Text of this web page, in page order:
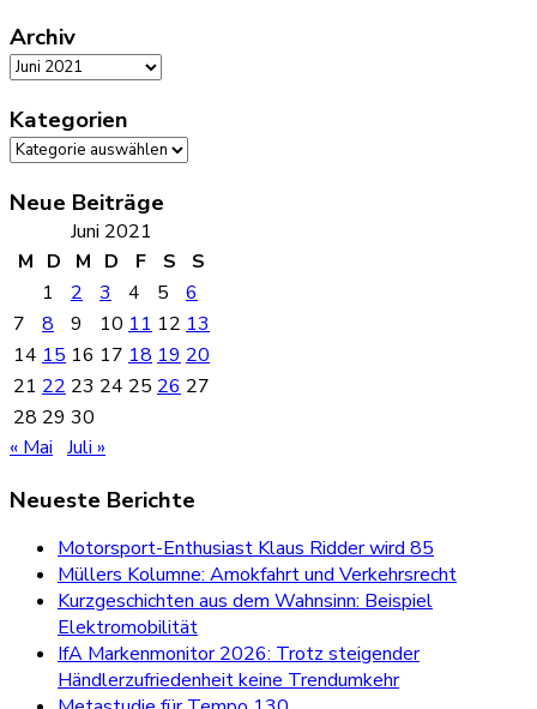
Archiv
Archiv
Kategorien
Kategorien
Neue Beiträge
Juni 2021
M D M D F S
S
1
2 3 4 5
6
7
8 9 10 11 12 13
14 15 16 17 18 19 20
21 22 23 24 25 26 27
28 29 30
« Mai Juli »
Neueste Berichte
Motorsport-Enthusiast Klaus Ridder wird 85
Müllers Kolumne: Amokfahrt und Verkehrsrecht
Kurzgeschichten aus dem Wahnsinn: Beispiel
Elektromobilität
IfA Markenmonitor 2026: Trotz steigender
Händlerzufriedenheit keine Trendumkehr